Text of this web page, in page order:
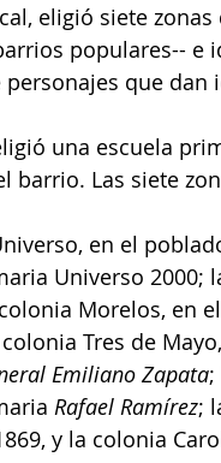
eligió siete
populares-- e
que dan
una escuela
barrio. Las siete
en el
Universo 2000;
Morelos, en
Tres de
Emiliano Zapata
Rafael Ramírez;
y la colonia